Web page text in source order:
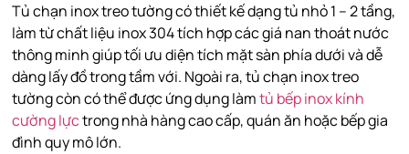
Tủ chạn inox treo tường có thiết kế dạng tủ nhỏ 1 – 2 tầng,
làm từ chất liệu inox 304 tích hợp các giá nan thoát nước
thông minh giúp tối ưu diện tích mặt sàn phía dưới và dễ
dàng lấy đồ trong tầm với. Ngoài ra, tủ chạn inox treo
tường còn có thể được ứng dụng làmtủ bếp inox kính
cường lựctrong nhà hàng cao cấp, quán ăn hoặc bếp gia
đình quy mô lớn.